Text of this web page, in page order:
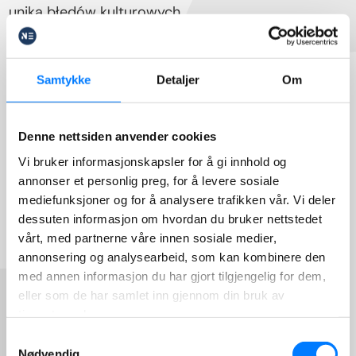
Samtykke Detaljer Om
Denne nettsiden anvender cookies
Vi bruker informasjonskapsler for å gi innhold og
annonser et personlig preg, for å levere sosiale
mediefunksjoner og for å analysere trafikken vår. Vi deler
dessuten informasjon om hvordan du bruker nettstedet
vårt, med partnerne våre innen sosiale medier,
annonsering og analysearbeid, som kan kombinere den
med annen informasjon du har gjort tilgjengelig for dem,
eller som de har samlet inn gjennom din bruk av
unika błędów kulturowych.